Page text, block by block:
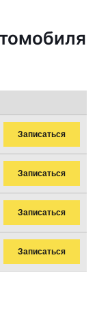
Записаться
Записаться
Записаться
Записаться